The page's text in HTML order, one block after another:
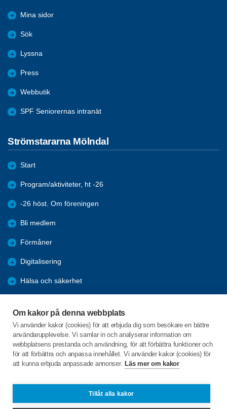
Om kakor på denna webbplats
Vi använder kakor (cookies) för att erbjuda dig som besökare en bättre
användarupplevelse. Vi samlar in och analyserar information om
webbplatsens prestanda och användning, för att förbättra funktioner och
för att förbättra och anpassa innehållet. Vi använder kakor (cookies) för
att kunna erbjuda anpassade annonser. Läs mer om kakor
Tillåt alla kakor
Mina sidor
Sök
Lyssna
Press
Webbutik
SPF Seniorernas intranät
Strömstararna Mölndal
Start
Program/aktiviteter, ht -26
-26 höst. Om föreningen
Bli medlem
Förmåner
Digitalisering
Hälsa och säkerhet
-26 höst. Om föreningen
C/o:Rita Jönsson